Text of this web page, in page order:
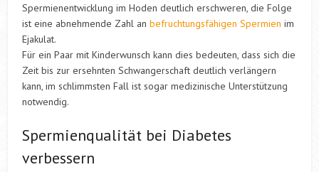
Spermienentwicklung im Hoden deutlich erschweren, die Folge
ist eine abnehmende Zahl anbefruchtungsfähigen Spermien im
Ejakulat.
Für ein Paar mit Kinderwunsch kann dies bedeuten, dass sich die
Zeit bis zur ersehnten Schwangerschaft deutlich verlängern
kann, im schlimmsten Fall ist sogar medizinische Unterstützung
notwendig.
Spermienqualität bei Diabetes
verbessern